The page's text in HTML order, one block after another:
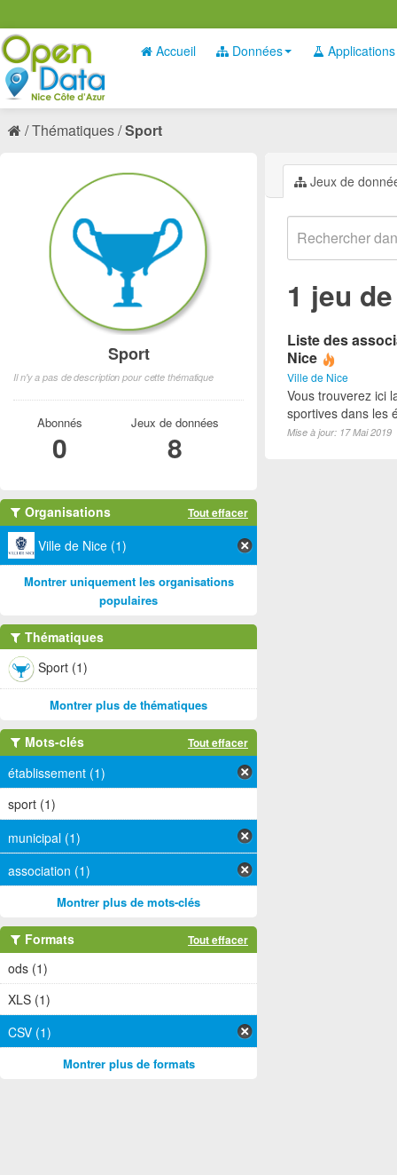
Accueil Données Applications
Thématiques Sport
Jeux de
1 jeu
Liste des
Nice
Ville de Nice
Vous trouverez ici
sportives dans les
Mise à jour: 17 Mai 2019
Sport
Il n'y a pas de description pour cette thématique
Abonnés
0
Jeux de données
8
Organisations Tout effacer
Ville de Nice (1)
Montrer uniquement les organisations
populaires
Thématiques
Sport (1)
Montrer plus de thématiques
Mots-clés Tout effacer
établissement (1)
sport (1)
municipal (1)
association (1)
Montrer plus de mots-clés
Formats Tout effacer
ods (1)
XLS (1)
CSV (1)
Montrer plus de formats